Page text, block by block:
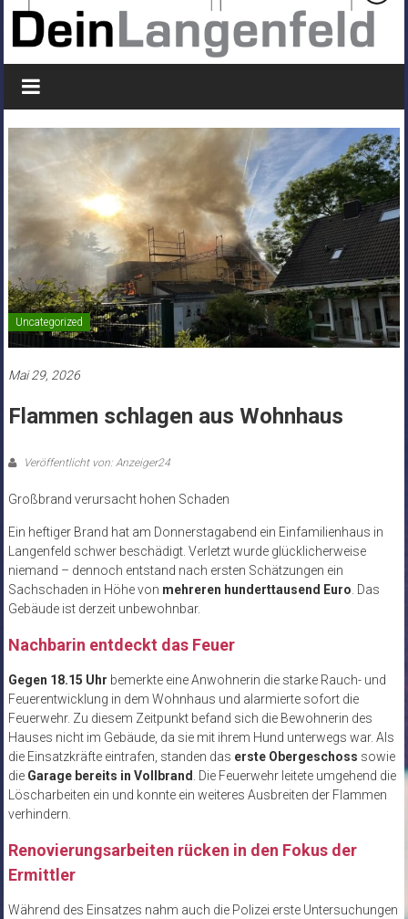
Uncategorized
Mai 29, 2026
Flammen schlagen aus Wohnhaus
Veröffentlicht von: Anzeiger24
Großbrand verursacht hohen Schaden
Ein heftiger Brand hat am Donnerstagabend ein Einfamilienhaus in
Langenfeld schwer beschädigt. Verletzt wurde glücklicherweise
niemand – dennoch entstand nach ersten Schätzungen ein
Sachschaden in Höhe von mehreren hunderttausend Euro . Das
Gebäude ist derzeit unbewohnbar.
Nachbarin entdeckt das Feuer
Gegen 18.15 Uhr bemerkte eine Anwohnerin die starke Rauch- und
Feuerentwicklung in dem Wohnhaus und alarmierte sofort die
Feuerwehr. Zu diesem Zeitpunkt befand sich die Bewohnerin des
Hauses nicht im Gebäude, da sie mit ihrem Hund unterwegs war. Als
die Einsatzkräfte eintrafen, standen das erste Obergeschoss sowie
die Garage bereits in Vollbrand
. Die Feuerwehr leitete umgehend die
Löscharbeiten ein und konnte ein weiteres Ausbreiten der Flammen
verhindern.
Renovierungsarbeiten rücken in den Fokus der
Ermittler
Während des Einsatzes nahm auch die Polizei erste Untersuchungen